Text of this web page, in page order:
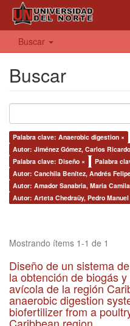
Buscar
Buscar
Palabra clave: Anaerobic digestion ×
Autor: Jiménez Gómez, Carlos
Palabra clave: Diseño ×
Palabra
Autor: Canchila Benítez, Andrés
Autor: Amador Sanabria, Maria
Autor: Arteta Chedraüy, Pedro Manuel
Mostrando ítems 1-1 de 1
Diseño de un sistema
la obtención de biogás
avícola de la región
anaerobic digestion
biofertilizer from a